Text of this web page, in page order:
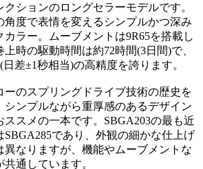
ションのロングセラーモデルです。
角度で表情を変えるシンプルかつ深み
カラー。ムーブメントは9R65を搭載し
時の駆動時間は約72時間(3日間)で、
差±1秒相当)の高精度を誇ります。
ーのスプリングドライブ技術の歴史を
シンプルながら重厚感のあるデザイン
ススメの一本です。SBGA203の最も近
SBGA285であり、外観の細かな仕上げ
異なりますが、機能やムーブメントな
通しています。